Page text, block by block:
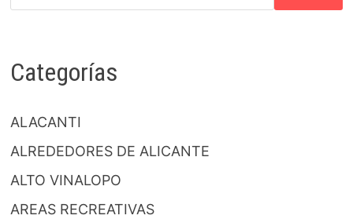
Categorías
ALACANTI
ALREDEDORES DE ALICANTE
ALTO VINALOPO
AREAS RECREATIVAS